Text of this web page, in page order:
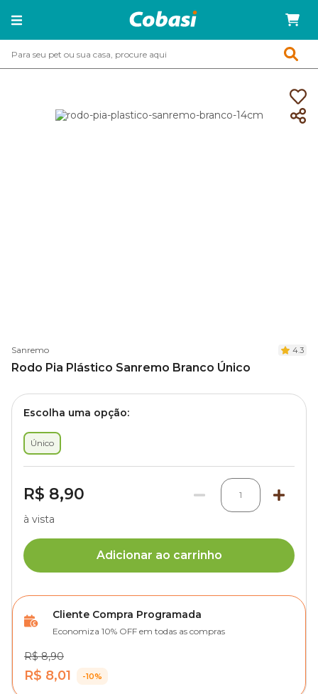
Sanremo 4.3
Rodo Pia Plástico Sanremo Branco Único
Escolha uma opção:
Único
R$ 8,90 1
à vista
Adicionar ao carrinho
Cliente Compra Programada
Economiza 10% OFF em todas as compras
R$ 8,90
R$ 8,01 -10%